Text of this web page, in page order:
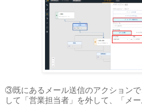
③既にあるメール送信のアクションで
して「営業担当者」を外して、「メ